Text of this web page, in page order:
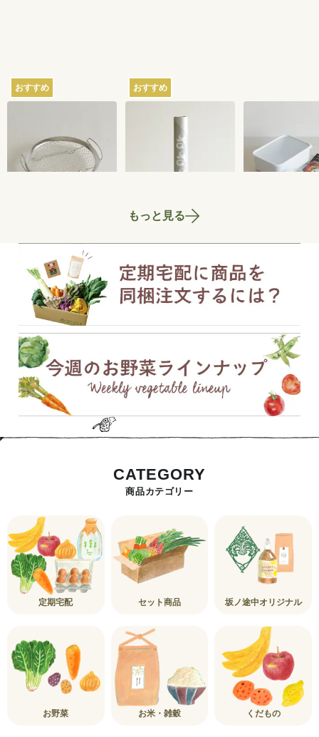
おすすめ
2,750
おすすめ
さささの和晒（わざ
らし）ロール ミシン
器 2.8L
もっと見る
CATEGORY
商品カテゴリー
定期宅配 セット商品 坂ノ途中オリジナル
お野菜 お米・雑穀 くだもの